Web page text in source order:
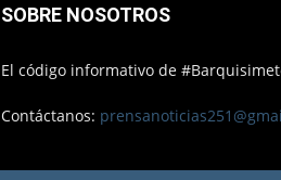
SOBRE NOSOTROS
El código informativo de
Contáctanos: